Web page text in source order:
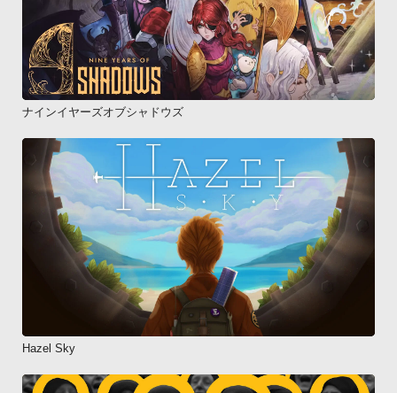
ナインイヤーズオブシャドウズ
Hazel Sky